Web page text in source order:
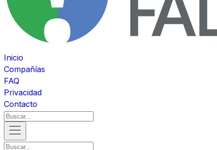
Inicio
Compañías
FAQ
Privacidad
Contacto